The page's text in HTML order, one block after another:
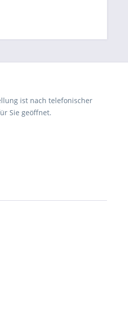
ist nach telefonischer
Sie geöffnet.